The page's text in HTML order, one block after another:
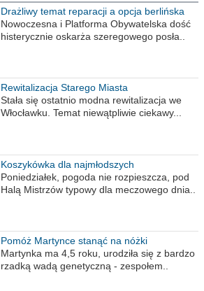
Drażliwy temat reparacji a opcja berlińska
Nowoczesna i Platforma Obywatelska dość
histerycznie oskarża szeregowego posła..
Rewitalizacja Starego Miasta
Stała się ostatnio modna rewitalizacja we
Włocławku. Temat niewątpliwie ciekawy...
Koszykówka dla najmłodszych
Poniedziałek, pogoda nie rozpieszcza, pod
Halą Mistrzów typowy dla meczowego dnia..
Pomóż Martynce stanąć na nóżki
Martynka ma 4,5 roku, urodziła się z bardzo
rzadką wadą genetyczną - zespołem..